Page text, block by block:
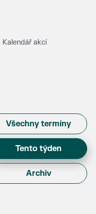
Kalendář akcí
Všechny termíny
Tento týden
Archiv